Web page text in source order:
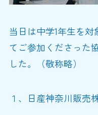
当日は中学1年生を
てご参加くださった
した。（敬称略）
１、日産神奈川販売